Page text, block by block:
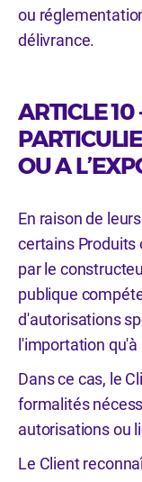
ou
délivrance.
ARTICLE 10
OU A
En raison de
certains Produits
par le
publique
d'autorisations
l'importation
Dans ce cas, le
formalités
autorisations ou
Le Client